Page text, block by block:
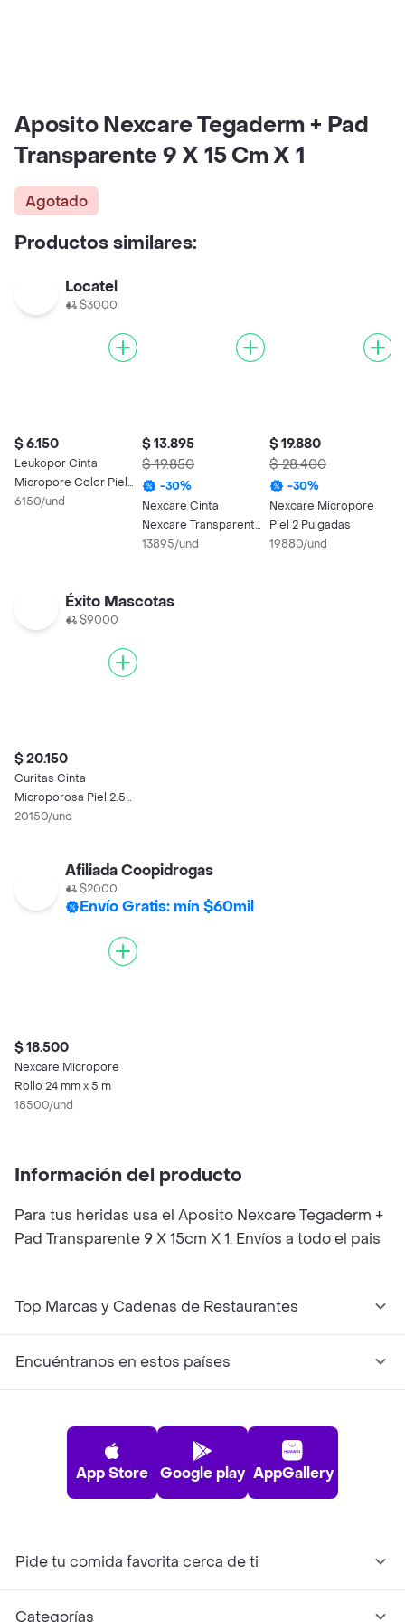
Aposito Nexcare Tegaderm + Pad
Transparente 9 X 15 Cm X 1
Agotado
Productos similares:
Locatel
$3000
$ 6.150
Leukopor Cinta
Micropore Color Piel
1" x 1 Yarda
6150/und
$ 13.895
$ 19.850
-30%
Nexcare Cinta
Nexcare Transparente
24Mm X 5M
13895/und
$ 19.880
$ 28.400
-30%
Nexcare Micropore
Piel 2 Pulgadas
19880/und
Éxito Mascotas
$9000
$ 20.150
Curitas Cinta
Microporosa Piel 2.5
cm x 4.5 m
20150/und
Afiliada Coopidrogas
$2000
Envío Gratis: mín $60mil
$ 18.500
Nexcare Micropore
Rollo 24 mm x 5 m
18500/und
Información del producto
Para tus heridas usa el Aposito Nexcare Tegaderm +
Pad Transparente 9 X 15cm X 1. Envíos a todo el pais
Top Marcas y Cadenas de Restaurantes
Encuéntranos en estos países
App Store Google play AppGallery
Pide tu comida favorita cerca de ti
Categorías